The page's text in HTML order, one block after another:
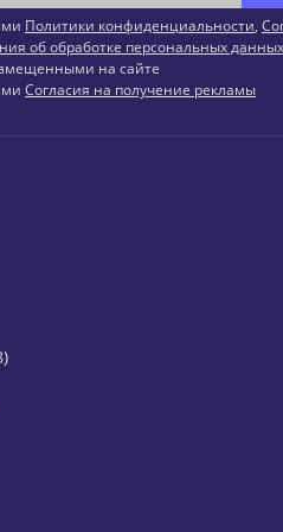
Политики конфиденциальности,
об обработке персональных данных
на сайте
Согласия на получение рекламы